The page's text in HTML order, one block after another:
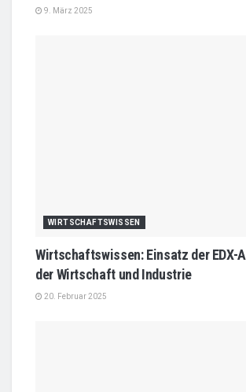
9. März 2025
WIRTSCHAFTSWISSEN
Wirtschaftswissen: Einsatz der EDX-
der Wirtschaft und Industrie
20. Februar 2025